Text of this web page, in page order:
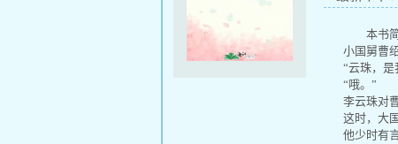
本书
小国舅曹
“云珠，是
“哦。”
李云珠对
这时，大
他少时有